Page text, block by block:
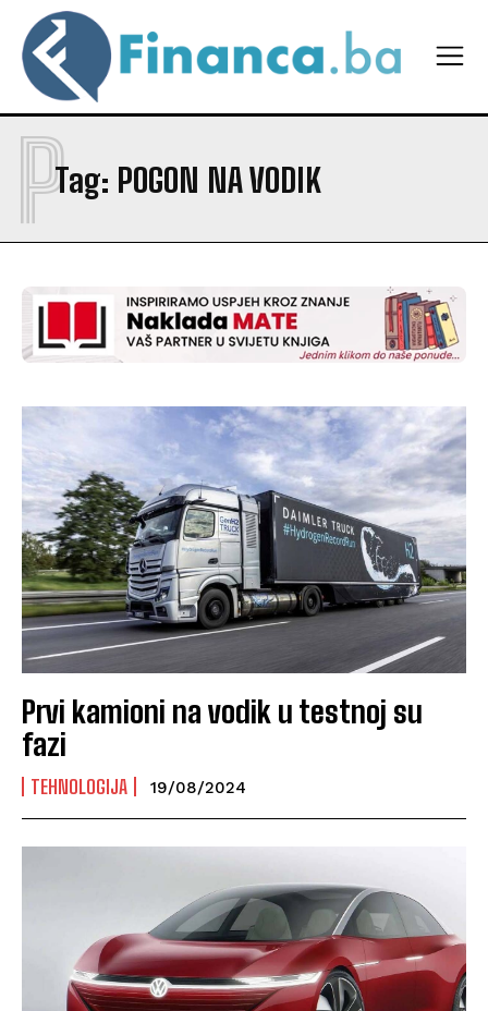
Tag: POGON NA VODIK
P
Prvi kamioni na vodik u testnoj su
fazi
TEHNOLOGIJA 19/08/2024